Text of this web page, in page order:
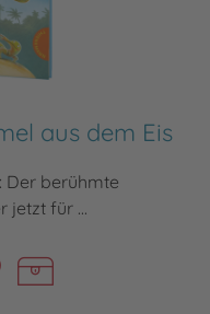
aus dem Eis
Der berühmte
jetzt für ...